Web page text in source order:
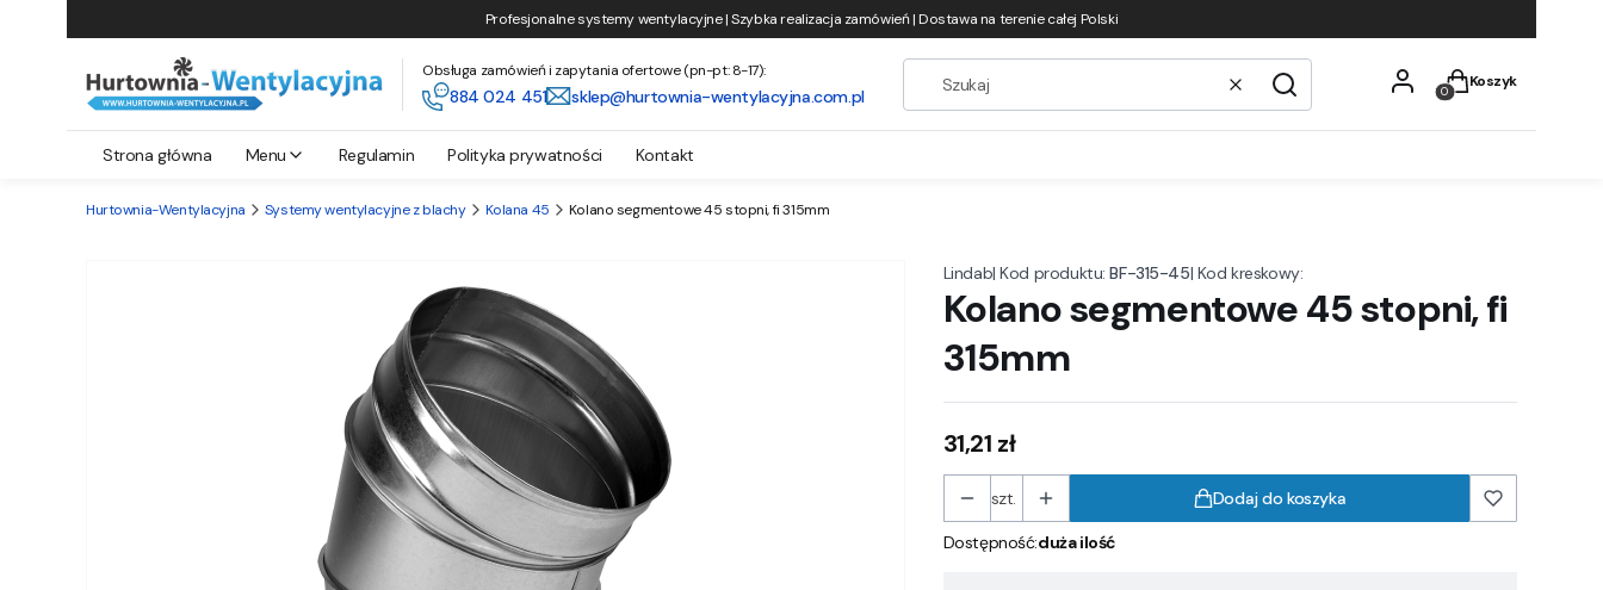
Profesjonalne systemy wentylacyjne | Szybka realizacja zamówień | Dostawa na terenie całej Polski
Obsługa zamówień i zapytania ofertowe (pn-pt: 8-17):
884 024 451 sklep@hurtownia-wentylacyjna.com.pl WyczyśćSzukaj
Produkty w
Koszyk
Strona główna Menu Regulamin Polityka prywatności Kontakt
Hurtownia-Wentylacyjna Systemy wentylacyjne z blachy Kolana 45 Kolano segmentowe 45 stopni, fi 315mm
Lindab|Kod produktu:BF-315-45| Kod kreskowy:
Kolano segmentowe 45 stopni, fi
315mm
Cena
31,21 zł
szt. Dodaj do koszyka
Dostępność:duża ilość